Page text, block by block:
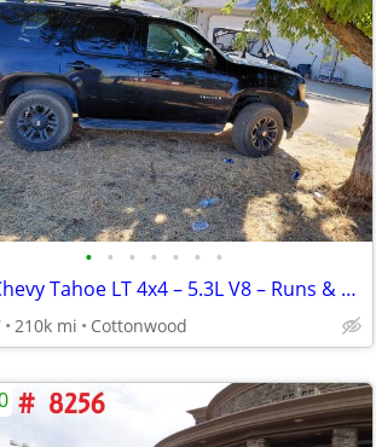
• • • • • • •
2009 Chevy Tahoe LT 4x4 – 5.3L V8 – Runs & Drives Great – $7,900 OBO
210k mi Cottonwood